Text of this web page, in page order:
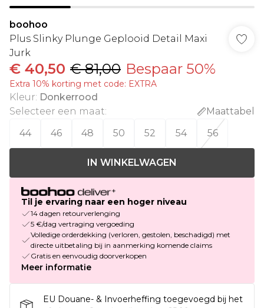
boohoo
Plus Slinky Plunge Geplooid Detail Maxi
Jurk
€ 40,50 € 81,00 Bespaar 50%
Extra 10% korting met code: EXTRA
Kleur: Donkerrood
Selecteer een maat:
Maattabel
44
46 48 50 52 54 56
IN WINKELWAGEN
Til je ervaring naar een hoger niveau
14 dagen retourverlenging
5 €/dag vertraging vergoeding
Volledige orderdekking (verloren, gestolen, beschadigd) met
directe uitbetaling bij in aanmerking komende claims
Gratis en eenvoudig doorverkopen
Meer informatie
EU Douane- & Invoerheffing toegevoegd bij het